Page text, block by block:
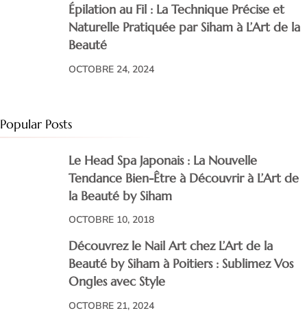
Épilation au Fil : La Technique Précise et
Naturelle Pratiquée par Siham à L’Art de la
Beauté
OCTOBRE 24, 2024
Popular Posts
Le Head Spa Japonais : La Nouvelle
Tendance Bien-Être à Découvrir à L’Art de
la Beauté by Siham
OCTOBRE 10, 2018
Découvrez le Nail Art chez L’Art de la
Beauté by Siham à Poitiers : Sublimez Vos
Ongles avec Style
OCTOBRE 21, 2024